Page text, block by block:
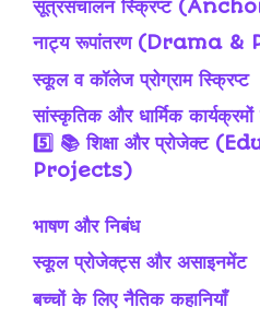
सूत्रसंचालन स्क्रिप्ट
नाट्य रूपांतरण (Drama
स्कूल व कॉलेज प्रोग्राम स्क्रिप्ट
सांस्कृतिक और धार्मिक
5️⃣ 📚 शिक्षा और प्रोजेक्ट
Projects)
भाषण और निबंध
स्कूल प्रोजेक्ट्स और असाइनमेंट
बच्चों के लिए नैतिक कहानियाँ